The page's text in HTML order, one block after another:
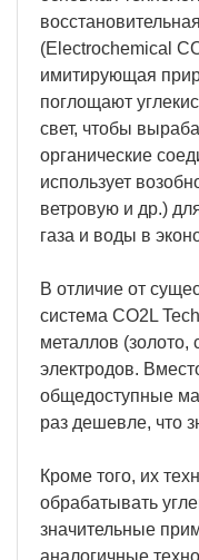
(Electrochemical
имитирующая
поглощают
свет, чтобы
органические
использует
ветровую и др.)
газа и воды в
В отличие от
система CO2L
металлов (золото,
электродов.
общедоступные
раз дешевле, что
Кроме того, их
обрабатывать
значительные
аналогичные